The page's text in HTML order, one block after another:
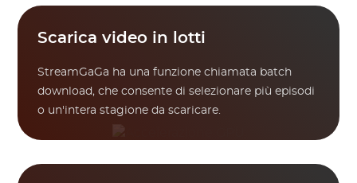
Scarica video in lotti
StreamGaGa ha una funzione chiamata batch
download, che consente di selezionare più episodi
o un'intera stagione da scaricare.